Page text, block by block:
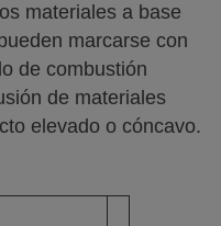
materiales a base
marcarse con
de combustión
de materiales
elevado o cóncavo.